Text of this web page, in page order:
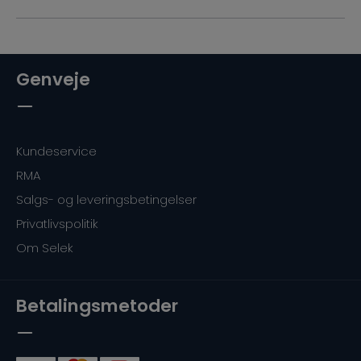
Genveje
Kundeservice
RMA
Salgs- og leveringsbetingelser
Privatlivspolitik
Om Selek
Betalingsmetoder